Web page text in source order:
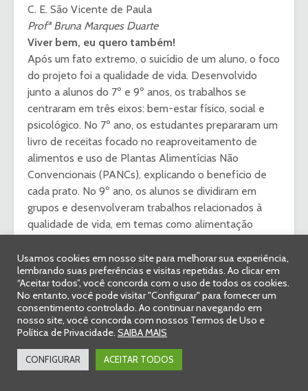
C. E. São Vicente de Paula
Profª Bruna Marques Duarte
Viver bem, eu quero também!
Após um fato extremo, o suicídio de um aluno, o foco
do projeto foi a qualidade de vida. Desenvolvido
junto a alunos do 7º e 9º anos, os trabalhos se
centraram em três eixos: bem-estar físico, social e
psicológico. No 7º ano, os estudantes prepararam um
livro de receitas focado no reaproveitamento de
alimentos e uso de Plantas Alimentícias Não
Convencionais (PANCs), explicando o benefício de
cada prato. No 9º ano, os alunos se dividiram em
grupos e desenvolveram trabalhos relacionados à
qualidade de vida, em temas como alimentação
produção de orgânicos.
Usamos cookies em nosso site para melhorar sua experiência,
lembrando suas preferências e visitas repetidas. Ao clicar em
“Aceitar todos”, você concorda com o uso de todos os cookies.
No entanto, você pode visitar "Configurar" para fornecer um
consentimento controlado. Ao continuar navegando em
nosso site, você concorda com nossos Termos de Uso e
Política de Privacidade. SAIBA MAIS
CONFIGURAR ACEITAR TODOS